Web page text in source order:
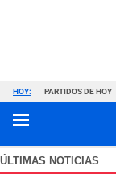
HOY: PARTIDOS DE HOY
ÚLTIMAS NOTICIAS